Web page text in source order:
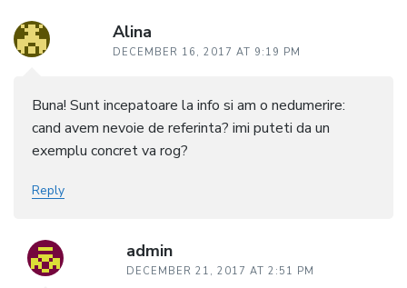
Alina
DECEMBER 16, 2017 AT 9:19 PM
Buna! Sunt incepatoare la info si am o nedumerire:
cand avem nevoie de referinta? imi puteti da un
exemplu concret va rog?
Reply
admin
DECEMBER 21, 2017 AT 2:51 PM